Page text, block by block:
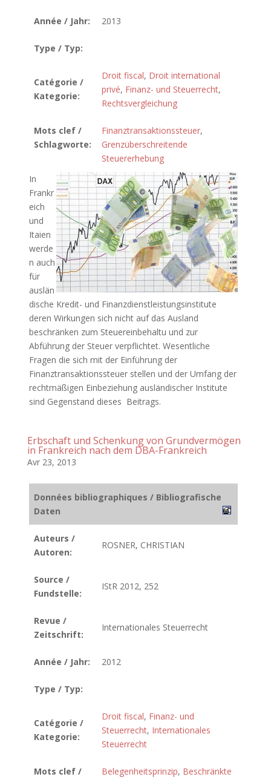
Année / Jahr: 2013
Type / Typ:
Catégorie /
Kategorie:
Droit fiscal, Droit international
privé, Finanz- und Steuerrecht,
Rechtsvergleichung
Mots clef /
Schlagworte:
Finanztransaktionssteuer,
Grenzüberschreitende
Steuererhebung
In
Frankr
eich
und
Itaien
werde
n auch
für
auslän
dische Kredit- und Finanzdienstleistungsinstitute
deren Wirkungen sich nicht auf das Ausland
beschränken zum Steuereinbehaltu und zur
Abführung der Steuer verpflichtet. Wesentliche
Fragen die sich mit der Einführung der
Finanztransaktionssteuer stellen und der Umfang der
rechtmäßigen Einbeziehung ausländischer Institute
sind Gegenstand dieses Beitrags.
Erbschaft und Schenkung von Grundvermögen
in Frankreich nach dem DBA-Frankreich
Avr 23, 2013
Données bibliographiques / Bibliografische
Daten
Auteurs /
Autoren:
ROSNER, CHRISTIAN
Source /
Fundstelle:
IStR 2012, 252
Revue /
Zeitschrift:
Internationales Steuerrecht
Année / Jahr: 2012
Type / Typ:
Catégorie /
Kategorie:
Droit fiscal, Finanz- und
Steuerrecht, Internationales
Steuerrecht
Mots clef /
Belegenheitsprinzip, Beschränkte